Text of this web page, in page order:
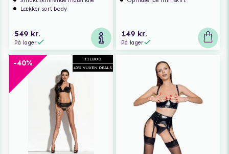
Lækker sort body
549 kr.
På lager
149 kr.
På lager
TILBUD
40% VUXEN DEALS
-40%